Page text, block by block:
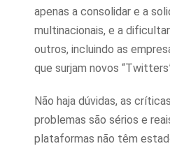
apenas a consolidar e a
multinacionais, e a
outros, incluindo as
que surjam novos
Não haja dúvidas, as
problemas são sérios e
plataformas não têm